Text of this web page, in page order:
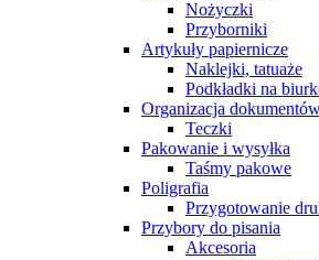
Nożyczki
Przyborniki
Artykuły papiernicze
Naklejki, tatuaże
Podkładki na
Organizacja
Teczki
Pakowanie i wysyłka
Taśmy pakowe
Poligrafia
Przygotowanie
Przybory do pisania
Akcesoria